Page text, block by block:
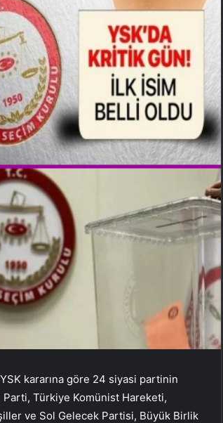
kararına göre 24 siyasi partinin
Parti, Türkiye Komünist Hareketi,
ve Sol Gelecek Partisi, Büyük Birlik